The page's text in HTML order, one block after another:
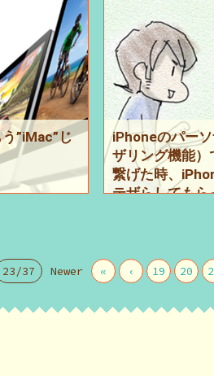
”iMac”じ
iPhoneのパー
ザリング機能
繋げた時、
テザらしても
23/37 Newer « ‹ 19 20